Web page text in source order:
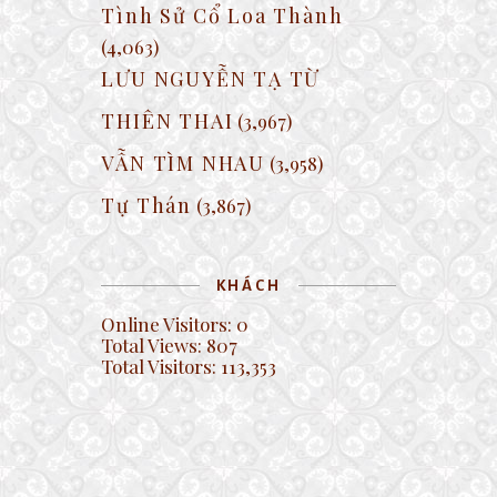
Tình Sử Cổ Loa Thành
(4,063)
LƯU NGUYỄN TẠ TỪ
THIÊN THAI (3,967)
VẪN TÌM NHAU (3,958)
Tự Thán (3,867)
KHÁCH
Online Visitors: 0
Total Views:807
Total Visitors: 113,353